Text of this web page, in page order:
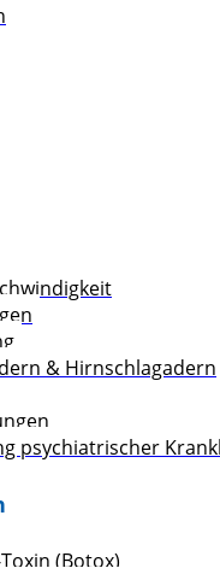
& Hirnschlagadern
psychiatrischer
(Botox)